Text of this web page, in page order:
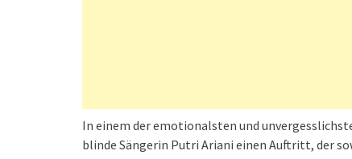
In einem der emotionalsten und
blinde Sängerin Putri Ariani einen Auftritt, der